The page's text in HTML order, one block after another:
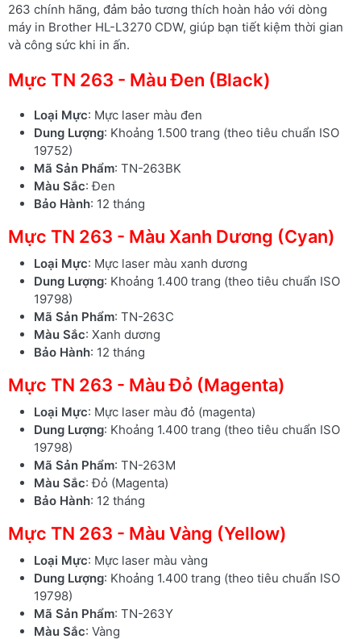
263 chính hãng, đảm bảo tương thích hoàn hảo với dòng
máy in Brother HL-L3270 CDW, giúp bạn tiết kiệm thời gian
và công sức khi in ấn.
Mực TN 263 - Màu Đen (Black)
Loại Mực: Mực laser màu đen
Dung Lượng: Khoảng 1.500 trang (theo tiêu chuẩn ISO
19752)
Mã Sản Phẩm: TN-263BK
Màu Sắc: Đen
Bảo Hành: 12 tháng
Mực TN 263 - Màu Xanh Dương (Cyan)
Loại Mực: Mực laser màu xanh dương
Dung Lượng: Khoảng 1.400 trang (theo tiêu chuẩn ISO
19798)
Mã Sản Phẩm: TN-263C
Màu Sắc: Xanh dương
Bảo Hành: 12 tháng
Mực TN 263 - Màu Đỏ (Magenta)
Loại Mực: Mực laser màu đỏ (magenta)
Dung Lượng: Khoảng 1.400 trang (theo tiêu chuẩn ISO
19798)
Mã Sản Phẩm: TN-263M
Màu Sắc: Đỏ (Magenta)
Bảo Hành: 12 tháng
Mực TN 263 - Màu Vàng (Yellow)
Loại Mực: Mực laser màu vàng
Dung Lượng: Khoảng 1.400 trang (theo tiêu chuẩn ISO
19798)
Mã Sản Phẩm: TN-263Y
Màu Sắc: Vàng